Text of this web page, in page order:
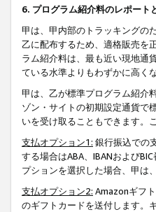
6. プログラム紹介料のレポート
甲は、甲内部のトラッキングの
乙に配布するため、適格販売を
ラム紹介料は、最も近い現地通
ている水準よりもわずかに高く
甲は、乙が標準プログラム紹介
ゾン・サイトの初期設定通貨で
いを受け取ることもできます。
支払オプション1: 銀行振込での
する場合はABA、IBANおよび
プションを選択した場合、甲は
支払オプション2: Amazonギフ
のギフトカードを送付します。